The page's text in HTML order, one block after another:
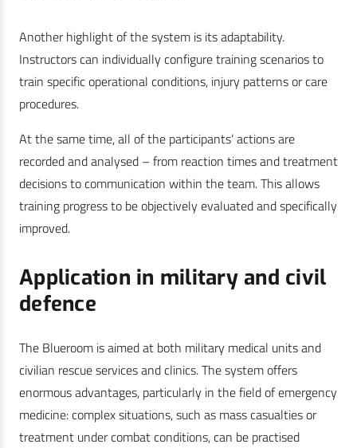
Another highlight of the system is its adaptability.
Instructors can individually configure training scenarios to
train specific operational conditions, injury patterns or care
procedures.
At the same time, all of the participants‘ actions are
recorded and analysed – from reaction times and treatment
decisions to communication within the team. This allows
training progress to be objectively evaluated and specifically
improved.
Application in military and civil
defence
The Blueroom is aimed at both military medical units and
civilian rescue services and clinics. The system offers
enormous advantages, particularly in the field of emergency
medicine: complex situations, such as mass casualties or
treatment under combat conditions, can be practised